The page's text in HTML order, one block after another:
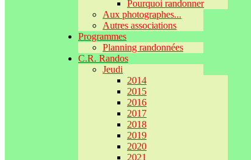
Pourquoi randonner
Aux photographes...
Autres associations
Programmes
Planning randonnées
C.R. Randos
Jeudi
2014
2015
2016
2017
2018
2019
2020
2021